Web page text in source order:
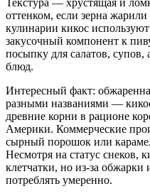
оттенком, если зерна
кулинарии кикос
закусочный компонент к
посыпку для салатов, супов,
блюд.
Интересный факт:
разными названиями —
древние корни в рационе
Америки. Коммерческие
сырный порошок или
Несмотря на статус снеков,
клетчатки, но из‑за
потреблять умеренно.